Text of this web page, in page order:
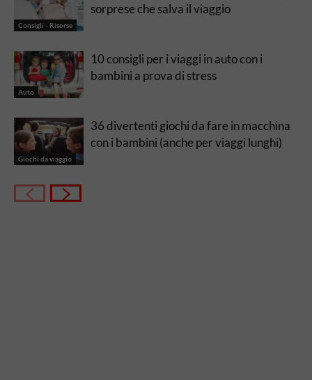
Consigli - Risorse
sorprese che salva il viaggio
Auto
10 consigli per i viaggi in auto con i
bambini a prova di stress
Giochi da viaggio
36 divertenti giochi da fare in macchina
con i bambini (anche per viaggi lunghi)